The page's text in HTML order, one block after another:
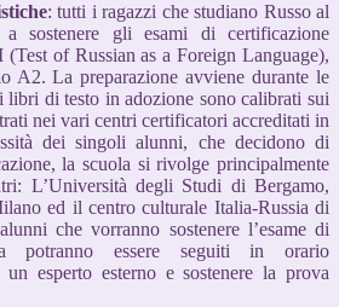
: tutti i ragazzi che studiano Russo al
sostenere gli esami di certificazione
of Russian as a Foreign Language),
La preparazione avviene durante le
di testo in adozione sono calibrati sui
nei vari centri certificatori accreditati in
dei singoli alunni, che decidono di
la scuola si rivolge principalmente
L’Università degli Studi di Bergamo,
ed il centro culturale Italia-Russia di
che vorranno sostenere l’esame di
potranno essere seguiti in orario
un esperto esterno e sostenere la prova